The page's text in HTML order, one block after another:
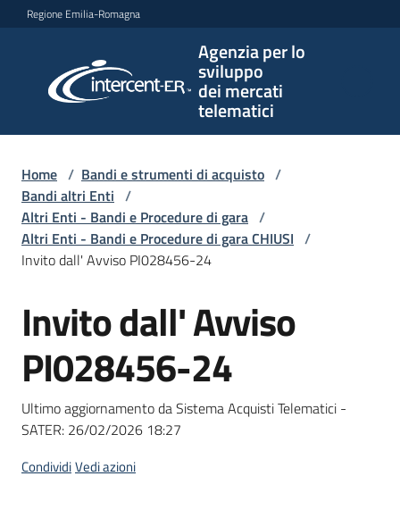
Vai al contenuto
Vai alla navigazione
Vai al footer
Regione Emilia-Romagna
Agenzia per lo
sviluppo
dei mercati
telematici
per lo
sviluppo
telematici
L'Agenzia
Bandi
strumenti
acquisto
Home / Bandi e strumenti di acquisto /
Bandi altri Enti /
Altri Enti - Bandi e Procedure di gara /
Altri Enti - Bandi e Procedure di gara CHIUSI /
Invito dall' Avviso PI028456-24
Salta al contenuto
Invito dall' Avviso
PI028456-24
Ultimo aggiornamento da Sistema Acquisti Telematici -
SATER: 26/02/2026 18:27
CondividiVedi azioni